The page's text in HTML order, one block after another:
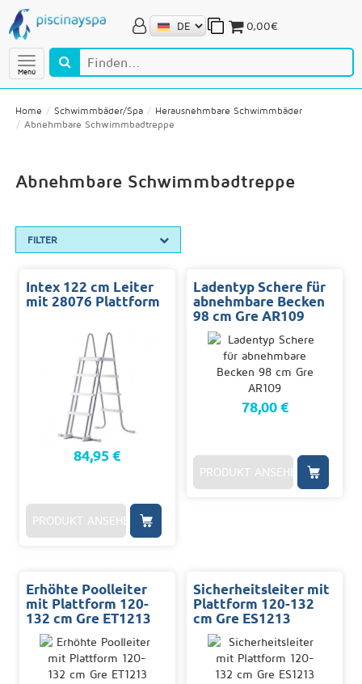
Menú
0,00€
Home Schwimmbäder/Spa
Herausnehmbare Schwimmbäder
Abnehmbare Schwimmbadtreppe
Abnehmbare Schwimmbadtreppe
FILTER
Intex 122 cm Leiter
mit 28076 Plattform
84,95 €
PRODUKT ANSEHEN
Ladentyp Schere für
abnehmbare Becken
98 cm Gre AR109
78,00 €
PRODUKT ANSEHEN
Erhöhte Poolleiter
mit Plattform 120-
132 cm Gre ET1213
Sicherheitsleiter mit
Plattform 120-132
cm Gre ES1213